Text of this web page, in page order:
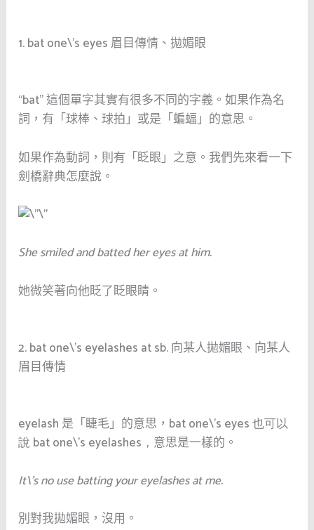
1. bat one\’s eyes眉目傳情、拋媚眼
“bat”這個單字其實有很多不同的字義。如果作為名
詞，有「球棒、球拍」或是「蝙蝠」的意思。
如果作為動詞，則有「眨眼」之意。我們先來看一下
劍橋辭典怎麼說。
She smiled and batted her eyes at him.
她微笑著向他眨了眨眼睛。
2. bat one\’s eyelashes at sb.向某人拋媚眼、向某人
眉目傳情
eyelash 是「睫毛」的意思， bat one\’s eyes 也可以
說 bat one\’s eyelashes， 意思是一樣的。
It\’s no use batting your eyelashes at me.
別對我拋媚眼，沒用。